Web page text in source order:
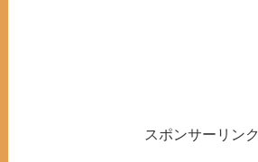
スポンサーリンク